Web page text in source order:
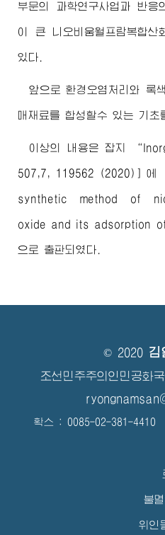
부문의 과학연구사업과 반응
이 큰 니오비움월프람복합산
있다.
앞으로 환경오염처리와 록
매재료를 합성할수 있는 기초
이상의 내용은 잡지
507,7, 119562 (2020)］에
synthetic method of
oxide and its adsorption
으로 출판되였다.
© 2020 김
조선민주주의인민공화
확스 : 0085-02-381-
불
위인